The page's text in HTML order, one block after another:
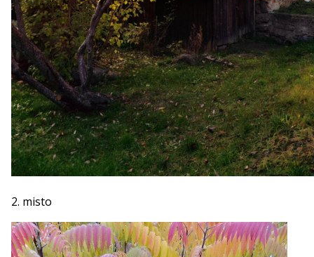
2. misto